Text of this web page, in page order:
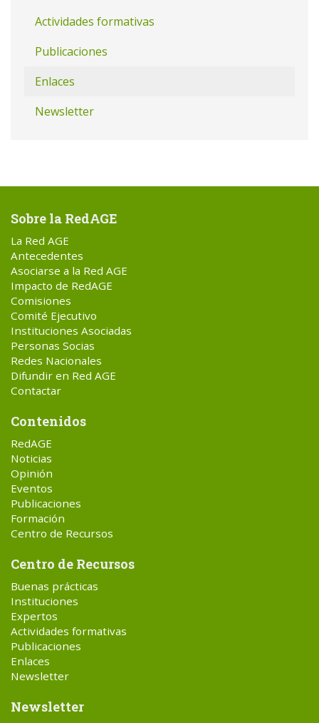
Actividades formativas
Publicaciones
Enlaces
Newsletter
Sobre la RedAGE
La Red AGE
Antecedentes
Asociarse a la Red AGE
Impacto de RedAGE
Comisiones
Comité Ejecutivo
Instituciones Asociadas
Personas Socias
Redes Nacionales
Difundir en Red AGE
Contactar
Contenidos
RedAGE
Noticias
Opinión
Eventos
Publicaciones
Formación
Centro de Recursos
Centro de Recursos
Buenas prácticas
Instituciones
Expertos
Actividades formativas
Publicaciones
Enlaces
Newsletter
Newsletter